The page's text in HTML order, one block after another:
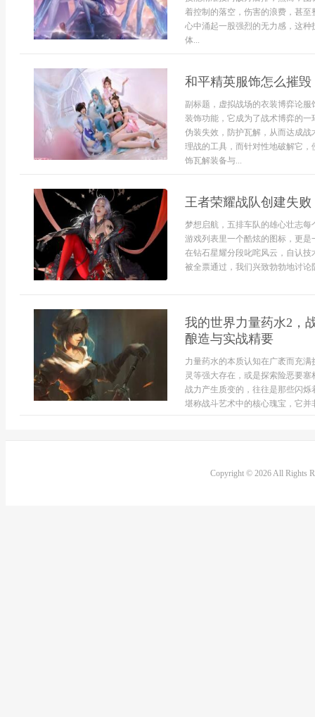
着控制的落空，伤害的浪费，甚
心中涌起一股强烈的无力感，这
体...
和平精英服饰怎么摧
副标题，虚拟战场的衣装博弈论
装饰功能，它成为了战术博弈的
伪装失效，防护瓦解，从而达成
理战的工具，而针对性地破解它
饰瓦解装备与...
王者荣耀战队创建失
梦想启航，五排车队的雄心壮志
游戏列表里一个酷炫的图标，更
在钻石星耀分段叱咤风云，自认
被全票通过，我们兴致勃勃地讨
我的世界力量药水2，
酿造与实战精要
力量药水的本质认知在广袤而充
灵等强大存在，或是探索险恶要
战力产生质变的，往往是那些闪
堪称战斗艺术中的核心瑰宝，它并
Copyright © 2026 All Rights